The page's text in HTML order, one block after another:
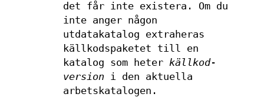
det får inte existera. Om du
inte anger någon
utdatakatalog extraheras
källkodspaketet till en
katalog som heter källkod-
version i den aktuella
arbetskatalogen.